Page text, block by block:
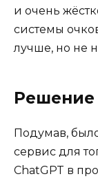
и очень
системы
лучше, но не
Решение
Подумав,
сервис для
ChatGPT в